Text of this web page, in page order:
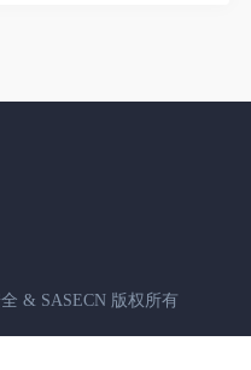
& SASECN 版权所有